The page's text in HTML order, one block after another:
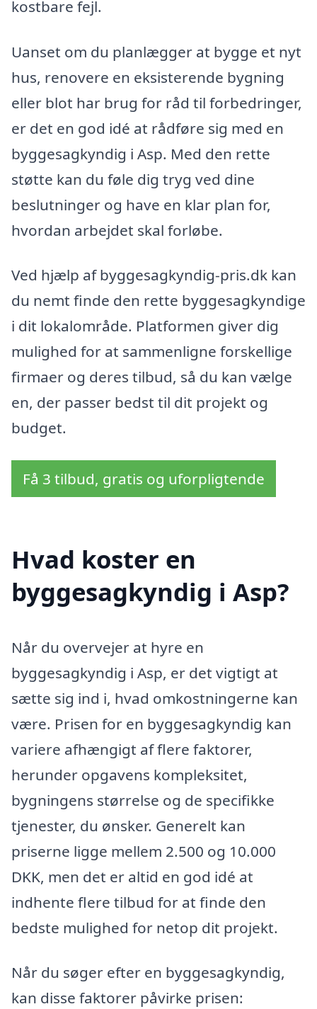
kostbare fejl.
Uanset om du planlægger at bygge et nyt
hus, renovere en eksisterende bygning
eller blot har brug for råd til forbedringer,
er det en god idé at rådføre sig med en
byggesagkyndig i Asp. Med den rette
støtte kan du føle dig tryg ved dine
beslutninger og have en klar plan for,
hvordan arbejdet skal forløbe.
Ved hjælp af byggesagkyndig-pris.dk kan
du nemt finde den rette byggesagkyndige
i dit lokalområde. Platformen giver dig
mulighed for at sammenligne forskellige
firmaer og deres tilbud, så du kan vælge
en, der passer bedst til dit projekt og
budget.
Få 3 tilbud, gratis og uforpligtende
Hvad koster en
byggesagkyndig i Asp?
Når du overvejer at hyre en
byggesagkyndig i Asp, er det vigtigt at
sætte sig ind i, hvad omkostningerne kan
være. Prisen for en byggesagkyndig kan
variere afhængigt af flere faktorer,
herunder opgavens kompleksitet,
bygningens størrelse og de specifikke
tjenester, du ønsker. Generelt kan
priserne ligge mellem 2.500 og 10.000
DKK, men det er altid en god idé at
indhente flere tilbud for at finde den
bedste mulighed for netop dit projekt.
Når du søger efter en byggesagkyndig,
kan disse faktorer påvirke prisen: